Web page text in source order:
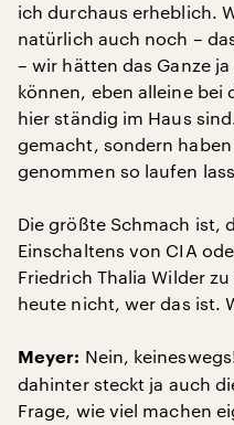
ich durchaus erheblich.
natürlich auch noch –
– wir hätten das Ganze
können, eben alleine bei
hier ständig im Haus
gemacht, sondern
genommen so laufen
Die größte Schmach ist,
Einschaltens von CIA
Friedrich Thalia Wilder
heute nicht, wer das ist.
Meyer: Nein,
dahinter steckt ja auch
Frage, wie viel machen